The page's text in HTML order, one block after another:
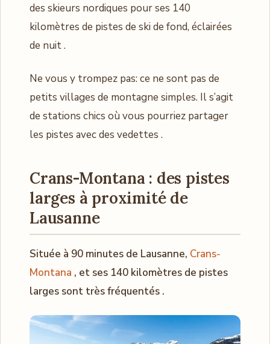
des skieurs nordiques pour ses 140
kilomètres de pistes de ski de fond, éclairées
de nuit .
Ne vous y trompez pas: ce ne sont pas de
petits villages de montagne simples. Il s’agit
de stations chics où vous pourriez partager
les pistes avec des vedettes .
Crans-Montana : des pistes
larges à proximité de
Lausanne
Située à 90 minutes de Lausanne, Crans-
Montana , et ses 140 kilomètres de pistes
larges sont très fréquentés .